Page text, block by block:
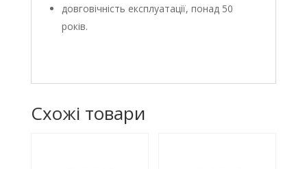
довговічність експлуатації, понад 50
років.
Схожі товари